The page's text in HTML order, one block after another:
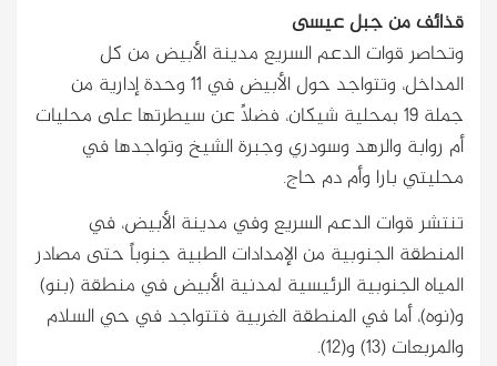
قذائف من جبل عيسى
وتحاصر قوات الدعم السريع مدينة الأبيض من كل
المداخل، وتتواجد حول الأبيض في 11 وحدة إدارية من
جملة 19 بمحلية شيكان، فضلاً عن سيطرتها على محليات
أم روابة والرهد وسودري وجبرة الشيخ وتواجدها في
محليتي بارا وأم دم حاج.
تنتشر قوات الدعم السريع وفي مدينة الأبيض، في
المنطقة الجنوبية من الإمدادات الطبية جنوباً حتى مصادر
المياه الجنوبية الرئيسية لمدنية الأبيض في منطقة (بنو)
و(نوه)، أما في المنطقة الغربية فتتواجد في حي السلام
والمربعات (13) و(12).